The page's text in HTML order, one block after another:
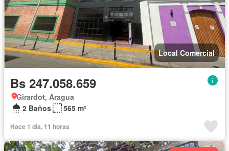
Local Comercial
Bs 247.058.659
Girardot, Aragua
2 Baños
565 m²
Hace 1 día, 11 horas